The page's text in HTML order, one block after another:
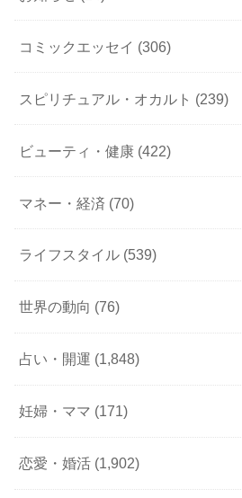
コミックエッセイ (306)
スピリチュアル・オカルト (239)
ビューティ・健康 (422)
マネー・経済 (70)
ライフスタイル (539)
世界の動向 (76)
占い・開運 (1,848)
妊婦・ママ (171)
恋愛・婚活 (1,902)